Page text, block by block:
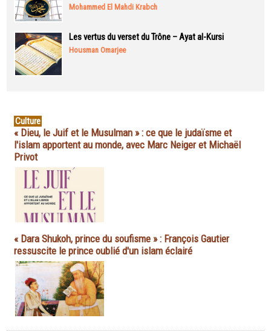
Mohammed El Mahdi Krabch
Les vertus du verset du Trône – Ayat al-Kursi
Housman Omarjee
Culture
« Dieu, le Juif et le Musulman » : ce que le judaïsme et
l'islam apportent au monde, avec Marc Neiger et Michaël
Privot
« Dara Shukoh, prince du soufisme » : François Gautier
ressuscite le prince oublié d'un islam éclairé